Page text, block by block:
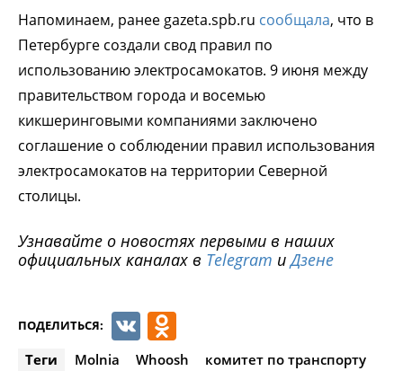
Напоминаем, ранее gazeta.spb.ru сообщала, что в
Петербурге создали свод правил по
использованию электросамокатов. 9 июня между
правительством города и восемью
кикшеринговыми компаниями заключено
соглашение о соблюдении правил использования
электросамокатов на территории Северной
столицы.
Узнавайте о новостях первыми в наших
официальных каналах в Telegram иДзене
ПОДЕЛИТЬСЯ: VK
Теги Molnia Whoosh
комитет по транспорту